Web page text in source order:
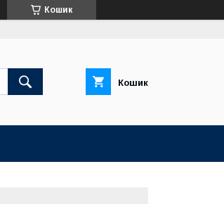
Кошик
Кошик